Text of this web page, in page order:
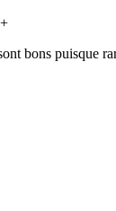
bons puisque